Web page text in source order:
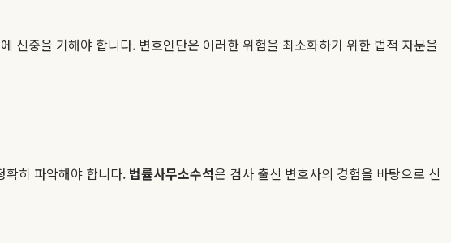
신중을 기해야 합니다. 변호인단은 이러한 위험을 최소화하기 위한 법적 자문을
확히 파악해야 합니다. 법률사무소수석은 검사 출신 변호사의 경험을 바탕으로 신